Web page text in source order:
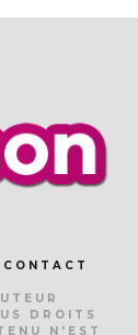
CONTACT
DROITS
N'EST